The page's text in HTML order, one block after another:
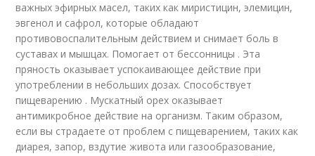
важных эфирных масел, таких как миристицин, элемицин,
эвгенол и сафрол, которые обладают
противовоспалительным действием и снимает боль в
суставах и мышцах. Помогает от бессонницы . Эта
пряность оказывает успокаивающее действие при
употреблении в небольших дозах. Способствует
пищеварению . Мускатный орех оказывает
антимикробное действие на организм. Таким образом,
если вы страдаете от проблем с пищеварением, таких как
диарея, запор, вздутие живота или газообразование,